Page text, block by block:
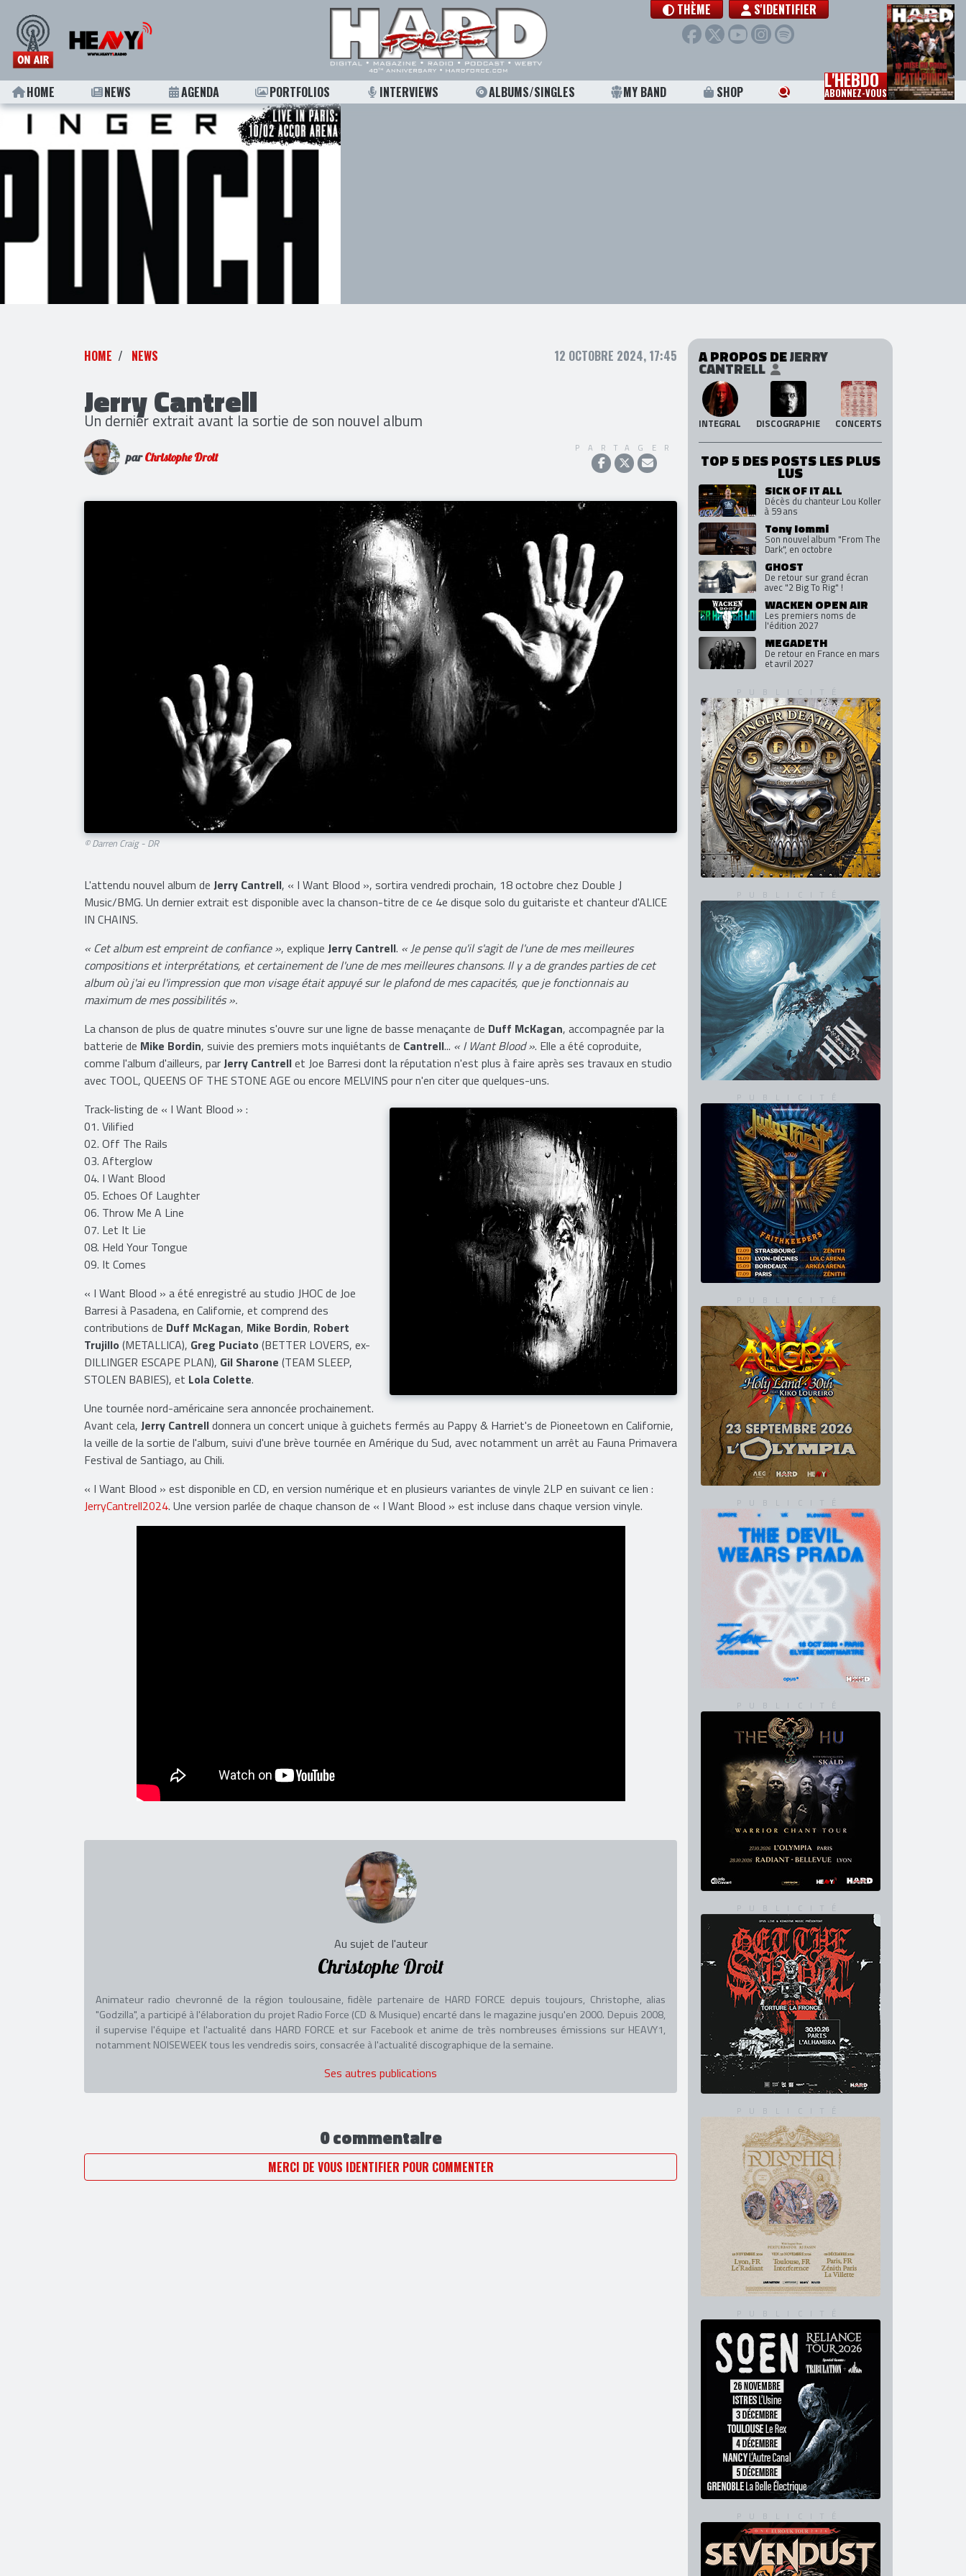
THÈME S'IDENTIFIER
HOME NEWS AGENDA PORTFOLIOS INTERVIEWS ALBUMS/SINGLES MY BAND SHOP L'HEBDO
ABONNEZ-VOUS
HOME NEWS 12 OCTOBRE 2024, 17:45
Jerry Cantrell
Un dernier extrait avant la sortie de son nouvel album
parChristophe Droit
PARTAGER
© Darren Craig - DR
L'attendu nouvel album de Jerry Cantrell, « I Want Blood », sortira vendredi prochain, 18 octobre chez Double J
Music/BMG. Un dernier extrait est disponible avec la chanson-titre de ce 4e disque solo du guitariste et chanteur d'ALICE
IN CHAINS.
« Cet album est empreint de confiance », explique Jerry Cantrell. « Je pense qu'il s'agit de l'une de mes meilleures
compositions et interprétations, et certainement de l'une de mes meilleures chansons. Il y a de grandes parties de cet
album où j'ai eu l'impression que mon visage était appuyé sur le plafond de mes capacités, que je fonctionnais au
maximum de mes possibilités ».
La chanson de plus de quatre minutes s'ouvre sur une ligne de basse menaçante de Duff McKagan, accompagnée par la
batterie de Mike Bordin, suivie des premiers mots inquiétants de Cantrell... « I Want Blood ». Elle a été coproduite,
comme l'album d'ailleurs, parJerry Cantrellet Joe Barresi dont la réputation n'est plus à faire après ses travaux en studio
avec TOOL, QUEENS OF THE STONE AGE ou encore MELVINS pour n'en citer que quelques-uns.
Track-listing de « I Want Blood » :
01. Vilified
02. Off The Rails
03. Afterglow
04. I Want Blood
05. Echoes Of Laughter
06. Throw Me A Line
07. Let It Lie
08. Held Your Tongue
09. It Comes
« I Want Blood » a été enregistré au studio JHOC de Joe
Barresi à Pasadena, en Californie, et comprend des
contributions de Duff McKagan, Mike Bordin, Robert
Trujillo (METALLICA), Greg Puciato (BETTER LOVERS, ex-
DILLINGER ESCAPE PLAN), Gil Sharone (TEAM SLEEP,
STOLEN BABIES), et Lola Colette.
Une tournée nord-américaine sera annoncée prochainement.
Avant cela, Jerry Cantrelldonnera un concert unique à guichets fermés au Pappy & Harriet's de Pioneetown en Californie,
la veille de la sortie de l'album, suivi d'une brève tournée en Amérique du Sud, avec notamment un arrêt au Fauna Primavera
Festival de Santiago, au Chili.
« I Want Blood » est disponible en CD, en version numérique et en plusieurs variantes de vinyle 2LP en suivant ce lien :
JerryCantrell2024. Une version parlée de chaque chanson de « I Want Blood » est incluse dans chaque version vinyle.
Au sujet de l'auteur
Christophe Droit
Animateur radio chevronné de la région toulousaine, fidèle partenaire de HARD FORCE depuis toujours, Christophe, alias
"Godzilla", a participé à l'élaboration du projet Radio Force (CD & Musique) encarté dans le magazine jusqu'en 2000. Depuis 2008,
il supervise l'équipe et l'actualité dans HARD FORCE et sur Facebook et anime de très nombreuses émissions sur HEAVY1,
notamment NOISEWEEK tous les vendredis soirs, consacrée à l'actualité discographique de la semaine.
Ses autres publications
0 commentaire
MERCI DE VOUS IDENTIFIER POUR COMMENTER
A PROPOS DEJERRY
CANTRELL
INTEGRAL DISCOGRAPHIE CONCERTS
TOP 5 DES POSTS LES PLUS
LUS
SICK OF IT ALL
Décès du chanteur Lou Koller
à 59 ans
Tony Iommi
Son nouvel album "From The
Dark", en octobre
GHOST
De retour sur grand écran
avec "2 Big To Rig" !
WACKEN OPEN AIR
Les premiers noms de
l'édition 2027
MEGADETH
De retour en France en mars
et avril 2027